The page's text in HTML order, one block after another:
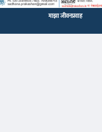
माझा जीवनप्रवाह